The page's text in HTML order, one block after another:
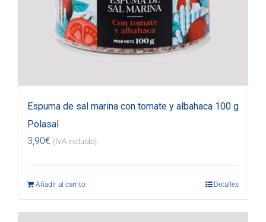
Espuma de sal marina con tomate y albahaca 100 g
Polasal
3,90€ (IVA incluido)
Añadir al carrito Detalles